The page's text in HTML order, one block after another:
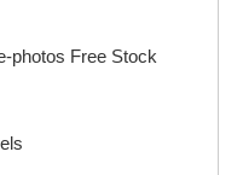
photos Free Stock